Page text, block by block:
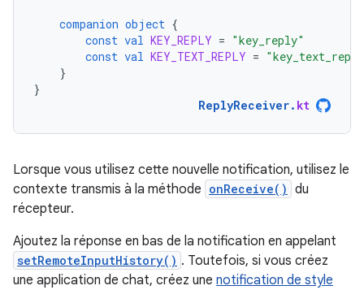
companion object {
const val KEY_REPLY = "key_reply"
const val KEY_TEXT_REPLY =
}
}
ReplyReceiver. kt
Lorsque vous utilisez cette nouvelle notification, utilisez le
contexte transmis à la méthode onReceive() du
récepteur.
Ajoutez la réponse en bas de la notification en appelant
setRemoteInputHistory() . Toutefois, si vous créez
une application de chat, créez une notification de style